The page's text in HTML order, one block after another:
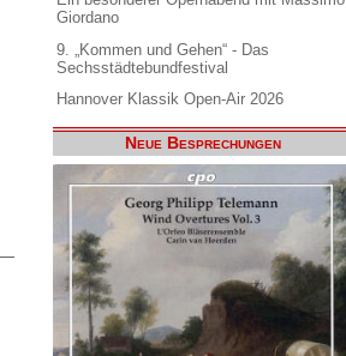
Giordano
9. „Kommen und Gehen“ - Das
Sechsstädtebundfestival
Hannover Klassik Open-Air 2026
Neue Besprechungen